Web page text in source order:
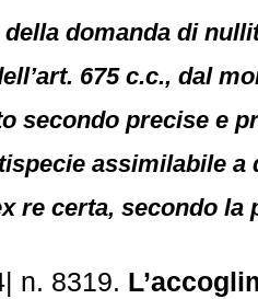
della domanda di
675 c.c., dal
secondo precise e
assimilabile
re certa, secondo la
n. 8319.